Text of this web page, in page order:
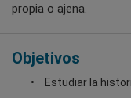
propia o ajena.
Objetivos
Estudiar la